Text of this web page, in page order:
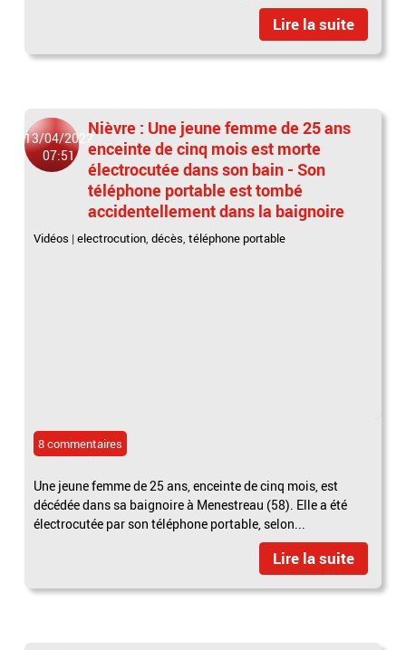
Lire la suite
13/04/2022
07:51
Nièvre : Une jeune femme de 25 ans
enceinte de cinq mois est morte
électrocutée dans son bain - Son
téléphone portable est tombé
accidentellement dans la baignoire
Vidéos |electrocution,décès,téléphone portable
8 commentaires
Une jeune femme de 25 ans, enceinte de cinq mois, est
décédée dans sa baignoire à Menestreau (58). Elle a été
électrocutée par son téléphone portable, selon...
Lire la suite